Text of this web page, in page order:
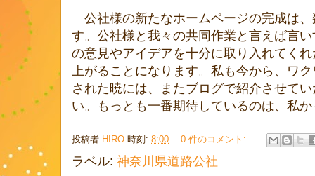
公社様の新たなホームページの完成は
す。公社様と我々の共同作業と言えば言
の意見やアイデアを十分に取り入れてく
上がることになります。私も今から、ワ
された暁には、またブログで紹介させて
い。もっとも一番期待しているのは、私
投稿者 HIRO 時刻: 8:00 0 件のコメント:
ラベル: 神奈川県道路公社